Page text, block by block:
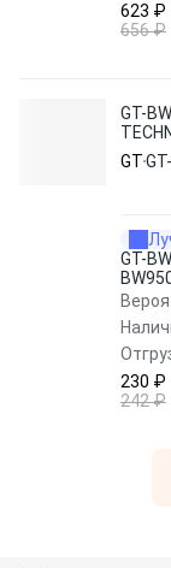
623 ₽
656 ₽
GT-
GT
GT-
230 ₽
242 ₽